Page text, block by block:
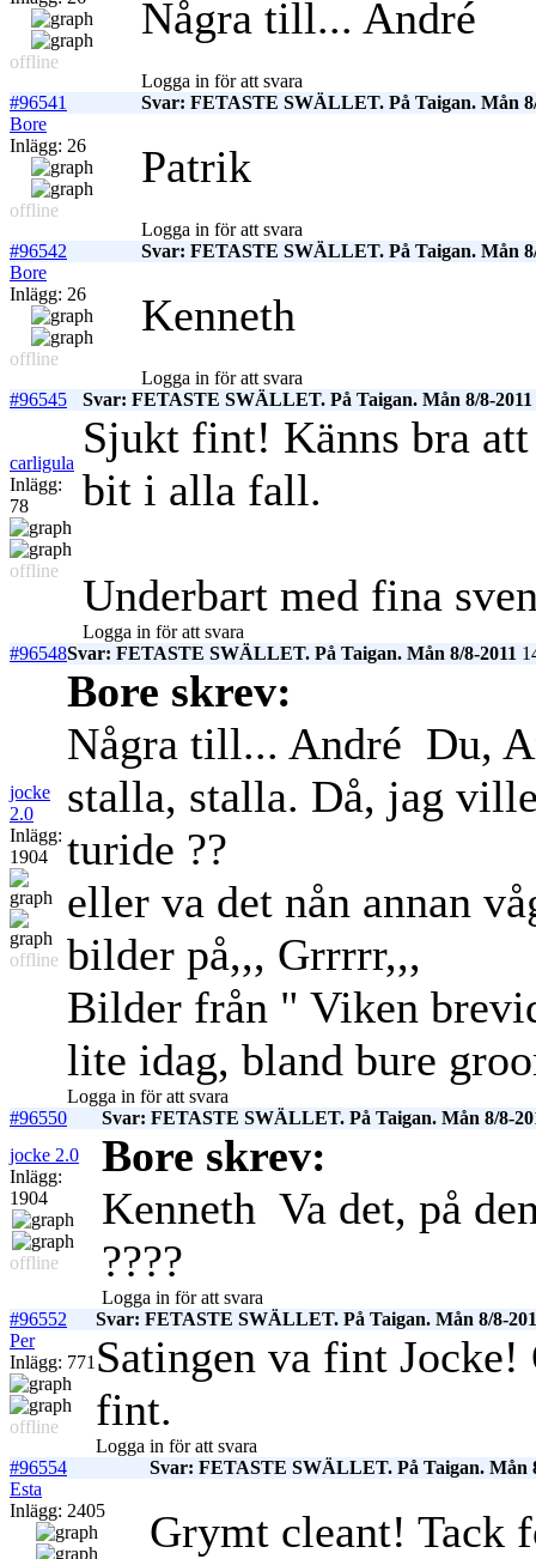
offline
Några till... André
Logga in för att svara
#96541
Svar: FETASTE SWÄLLET. På Taigan. Mån
Bore
Inlägg: 26
offline
Patrik
Logga in för att svara
#96542
Svar: FETASTE SWÄLLET. På Taigan. Mån
Bore
Inlägg: 26
offline
Kenneth
Logga in för att svara
#96545
Svar: FETASTE SWÄLLET. På Taigan. Mån 8/8-2011
carligula
Inlägg:
78
offline
Sjukt fint! Känns bra
bit i alla fall.
Underbart med fina
Logga in för att svara
#96548Svar: FETASTE SWÄLLET. På Taigan. Mån 8/8-2011
jocke
2.0
Inlägg:
1904
offline
Bore skrev:
Några till... André Du,
stalla, stalla. Då, jag
turide ??
eller va det nån annan
bilder på,,, Grrrrr,,,
Bilder från " Viken
lite idag, bland bure
Logga in för att svara
#96550
Svar: FETASTE SWÄLLET. På Taigan. Mån 8/8-
jocke 2.0
Inlägg:
1904
offline
Bore skrev:
Kenneth Va det, på
????
Logga in för att svara
#96552
Svar: FETASTE SWÄLLET. På Taigan. Mån 8/8-
Per
Inlägg: 771
offline
Satingen va fint
fint.
Logga in för att svara
#96554
Svar: FETASTE SWÄLLET. På Taigan. Mån
Esta
Inlägg: 2405
Grymt cleant! Tack